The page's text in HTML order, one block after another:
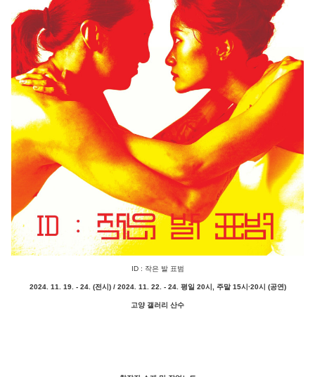
ID : 작은 발 표범
2024. 11. 19. - 24. (전시) / 2024. 11. 22. - 24. 평일 20시, 주말 15시·20시 (공연)
고양 갤러리 산수